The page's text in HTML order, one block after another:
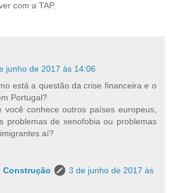
com a TAP.
junho de 2017 às 14:06
está a questão da crise financeira e o
Portugal?
você conhece outros países europeus,
problemas de xenofobia ou problemas
aí?
Construção
3 de junho de 2017 às